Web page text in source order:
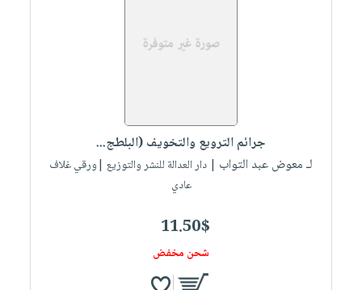
جرائم الترويع والتخويف (البلطج...
لـ معوض عبد التواب | دار العدالة للنشر والتوزيع |ورقي غلاف
عادي
11.50$
شحن مخفض